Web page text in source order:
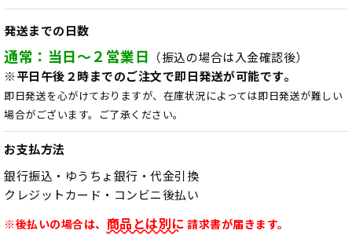
発送までの日数
通常：当日～２営業日 （振込の場合は入金確認後）
※平日午後２時までのご注文で即日発送が可能です。
即日発送を心がけておりますが、在庫状況によっては即日発送が難しい
場合がございます。ご了承ください。
お支払方法
銀行振込・ゆうちょ銀行・代金引換
クレジットカード・コンビニ後払い
※後払いの場合は、 商品とは別に 請求書が届きます。